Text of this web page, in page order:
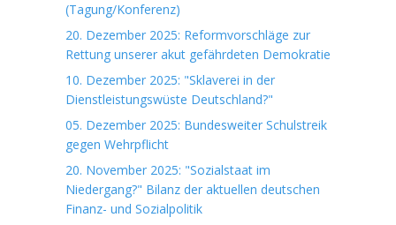
(Tagung/Konferenz)
20. Dezember 2025: Reformvorschläge zur
Rettung unserer akut gefährdeten Demokratie
10. Dezember 2025: "Sklaverei in der
Dienstleistungswüste Deutschland?"
05. Dezember 2025: Bundesweiter Schulstreik
gegen Wehrpflicht
20. November 2025: "Sozialstaat im
Niedergang?" Bilanz der aktuellen deutschen
Finanz- und Sozialpolitik